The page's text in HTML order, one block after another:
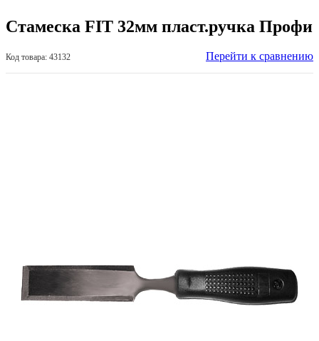
Стамеска FIT 32мм пласт.ручка Профи
Код товара: 43132 Перейти к сравнению